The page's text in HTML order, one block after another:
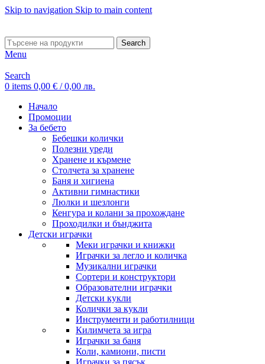
Skip to navigation Skip to main content
Search
Menu
Search
0 items 0,00 € / 0,00 лв.
Начало
Промоции
За бебето
Бебешки колички
Полезни уреди
Хранене и кърмене
Столчета за хранене
Баня и хигиена
Активни гимнастики
Люлки и шезлонги
Кенгура и колани за прохождане
Проходилки и бънджита
Детски играчки
Меки играчки и книжки
Играчки за легло и количка
Музикални играчки
Сортери и конструктори
Образователни играчки
Детски кукли
Колички за кукли
Инструменти и работилници
Килимчета за игра
Играчки за баня
Коли, камиони, писти
Играчки за пясък